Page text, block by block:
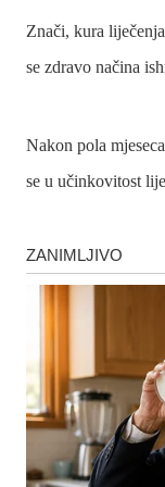
Znači, kura
se zdravo načina
Nakon pola
se u učinkovitost